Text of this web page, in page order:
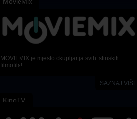
MOVIEMIX je mjesto okupljanja svih istinskih
filmofila!
SAZNAJ VIŠE
KinoTV